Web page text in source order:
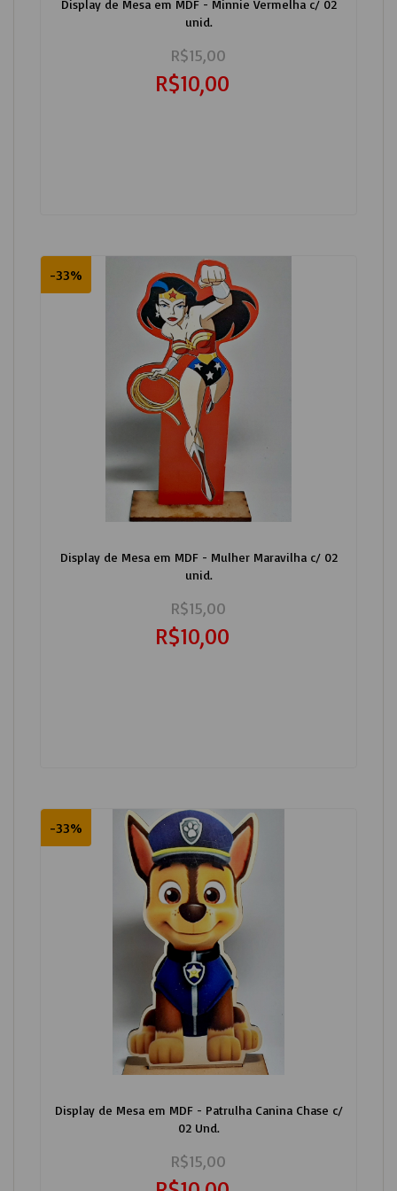
Display de Mesa em MDF - Minnie Vermelha c/ 02
unid.
R$15,00
R$10,00
-33%
Display de Mesa em MDF - Mulher Maravilha c/ 02
unid.
R$15,00
R$10,00
-33%
Display de Mesa em MDF - Patrulha Canina Chase c/
02 Und.
R$15,00